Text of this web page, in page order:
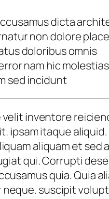
dicta
non dolore
doloribus omnis
nam hic molestias
sed incidunt
inventore
ipsam itaque
aliquam et
qui. Corrupti
quia. Quia
suscipit